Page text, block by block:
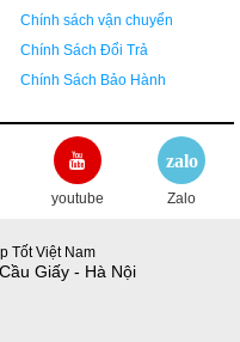
Chính sách vận chuyển
Chính Sách Đổi Trả
Chính Sách Bảo Hành
youtube
zalo
Zalo
Tốt Việt Nam
Giấy - Hà Nội